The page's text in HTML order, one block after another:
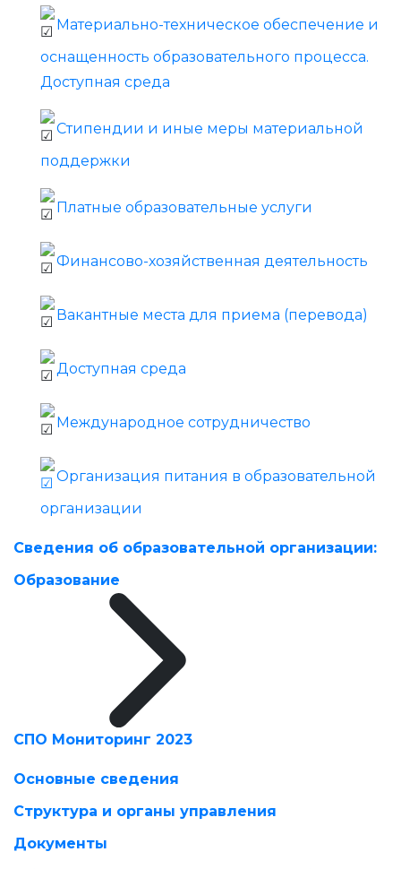
Материально-техническое обеспечение и
оснащенность образовательного процесса.
Доступная среда
Стипендии и иные меры материальной
поддержки
Платные образовательные услуги
Финансово-хозяйственная деятельность
Вакантные места для приема (перевода)
Доступная среда
Международное сотрудничество
Организация питания в образовательной
организации
Сведения об образовательной организации:
Образование
СПО Мониторинг 2023
Основные сведения
Структура и органы управления
Документы